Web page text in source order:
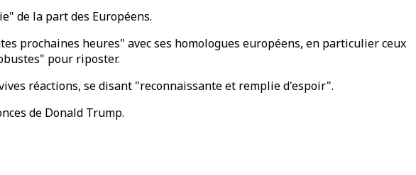
de la part des Européens.
prochaines heures" avec ses homologues européens, en particulier ceux
pour riposter.
réactions, se disant "reconnaissante et remplie d'espoir".
de Donald Trump.